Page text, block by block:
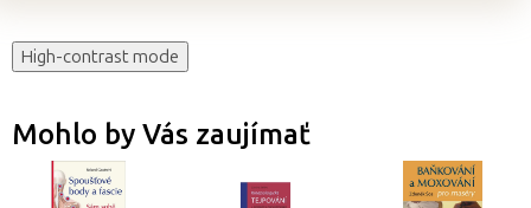
High-contrast mode
Mohlo by Vás zaujímať